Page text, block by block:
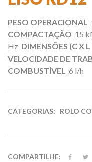
PESO OPERACIONAL
COMPACTAÇÃO 15
Hz DIMENSÕES (C X
VELOCIDADE DE
COMBUSTÍVEL 6 l/h
CATEGORIAS: ROLO
COMPARTILHE: